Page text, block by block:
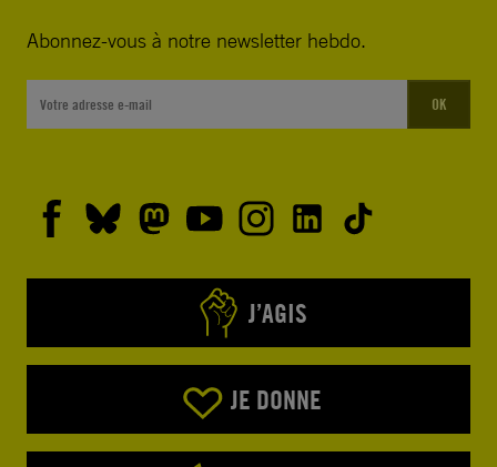
Abonnez-vous à notre newsletter hebdo.
OK
J’AGIS
JE DONNE